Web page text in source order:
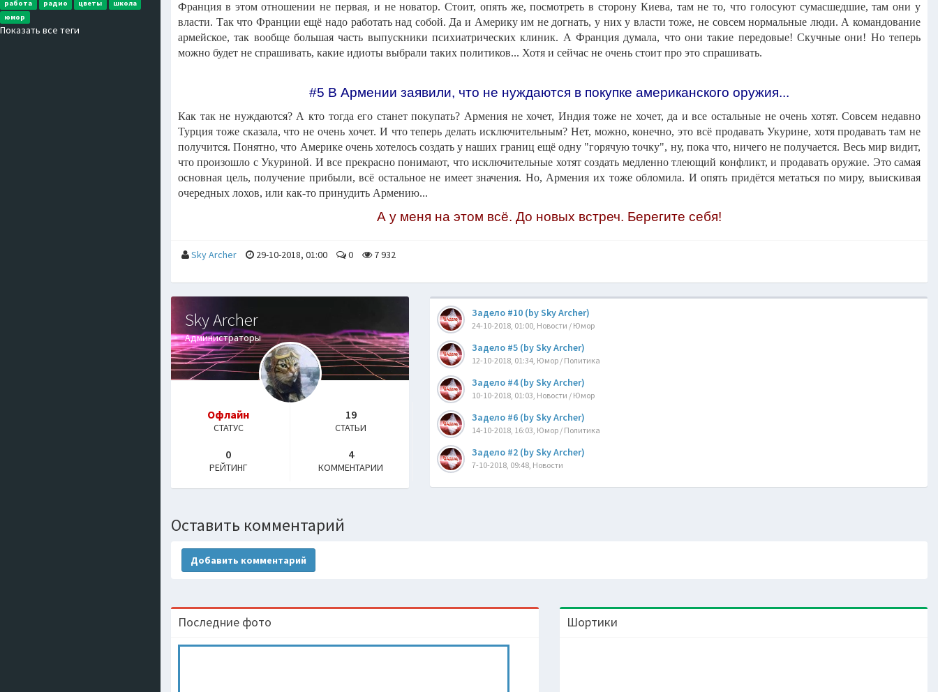
работа
радио цветы
школа
юмор
Показать все теги
Франция в этом отношении не первая, и не новатор. Стоит, опять же, посмотреть в сторону Киева, там не то, что голосуют сумасшедшие, там они у
власти. Так что Франции ещё надо работать над собой. Да и Америку им не догнать, у них у власти тоже, не совсем нормальные люди. А командование
армейское, так вообще большая часть выпускники психиатрических клиник. А Франция думала, что они такие передовые! Скучные они! Но теперь
можно будет не спрашивать, какие идиоты выбрали таких политиков... Хотя и сейчас не очень стоит про это спрашивать.
#5 В Армении заявили, что не нуждаются в покупке американского оружия...
Как так не нуждаются? А кто тогда его станет покупать? Армения не хочет, Индия тоже не хочет, да и все остальные не очень хотят. Совсем недавно
Турция тоже сказала, что не очень хочет. И что теперь делать исключительным? Нет, можно, конечно, это всё продавать Укурине, хотя продавать там не
получится. Понятно, что Америке очень хотелось создать у наших границ ещё одну "горячую точку", ну, пока что, ничего не получается. Весь мир видит,
что произошло с Укуриной. И все прекрасно понимают, что исключительные хотят создать медленно тлеющий конфликт, и продавать оружие. Это самая
основная цель, получение прибыли, всё остальное не имеет значения. Но, Армения их тоже обломила. И опять придётся метаться по миру, выискивая
очередных лохов, или как-то принудить Армению...
А у меня на этом всё. До новых встреч. Берегите себя!
Sky Archer 29-10-2018, 01:00 0 7 932
Sky Archer
Администраторы
Офлайн
СТАТУС
19
СТАТЬИ
0
РЕЙТИНГ
4
КОММЕНТАРИИ
Задело #10 (by Sky Archer)
24-10-2018, 01:00, Новости / Юмор
Задело #5 (by Sky Archer)
12-10-2018, 01:34, Юмор / Политика
Задело #4 (by Sky Archer)
10-10-2018, 01:03, Новости / Юмор
Задело #6 (by Sky Archer)
14-10-2018, 16:03, Юмор / Политика
Задело #2 (by Sky Archer)
7-10-2018, 09:48, Новости
Оставить комментарий
Добавить комментарий
Последние фото Шортики